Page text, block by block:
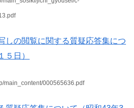
しの閲覧に関する質疑応答集につ
５日）
main_content/000565636.pdf